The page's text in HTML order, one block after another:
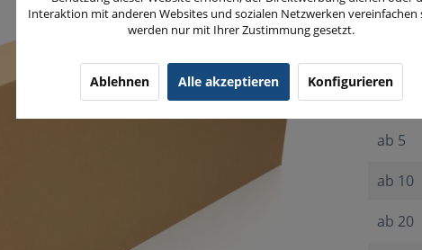
bis1
ab2
ab 5
ab 10
ab 20
Interaktion mit anderen Websites und sozialen Netzwerken vereinfachen
werden nur mit Ihrer Zustimmung gesetzt.
Ablehnen Alle akzeptieren Konfigurieren